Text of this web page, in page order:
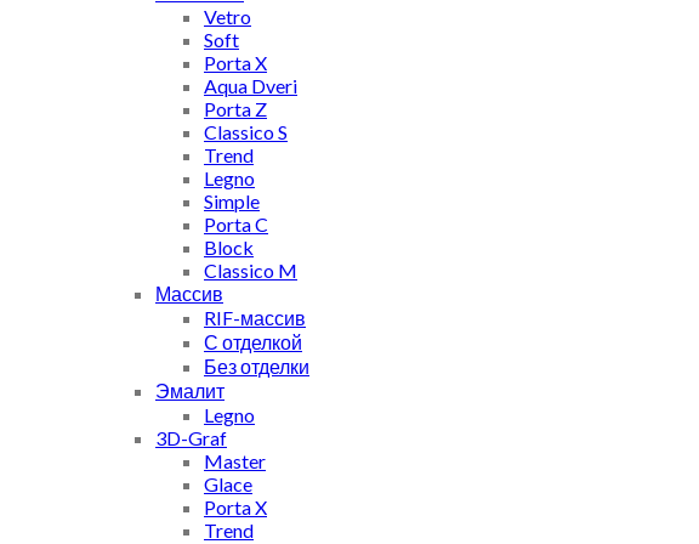
Vetro
Soft
Porta X
Aqua Dveri
Porta Z
Classico S
Trend
Legno
Simple
Porta C
Block
Classico M
Массив
RIF-массив
С отделкой
Без отделки
Эмалит
Legno
3D-Graf
Master
Glace
Porta X
Trend